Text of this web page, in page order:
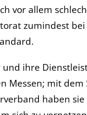
vor allem
zumindest
ihre
Messen; mit
haben